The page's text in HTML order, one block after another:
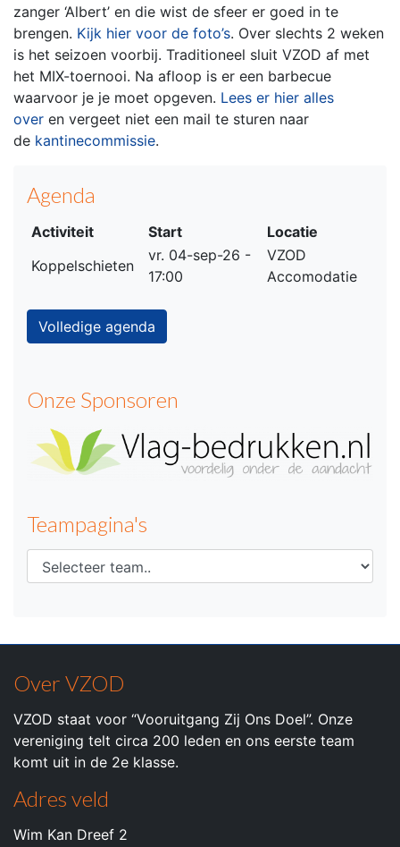
zanger ‘Albert’ en die wist de sfeer er goed in te
brengen. Kijk hier voor de foto’s. Over slechts 2 weken
is het seizoen voorbij. Traditioneel sluit VZOD af met
het MIX-toernooi. Na afloop is er een barbecue
waarvoor je je moet opgeven. Lees er hier alles
over en vergeet niet een mail te sturen naar
de kantinecommissie.
Agenda
Activiteit Start
Locatie
Koppelschieten
vr. 04-sep-26 -
17:00
VZOD
Accomodatie
Volledige agenda
Onze Sponsoren
Teampagina's
Over VZOD
VZOD staat voor “Vooruitgang Zij Ons Doel”. Onze
vereniging telt circa 200 leden en ons eerste team
komt uit in de 2e klasse.
Adres veld
Wim Kan Dreef 2